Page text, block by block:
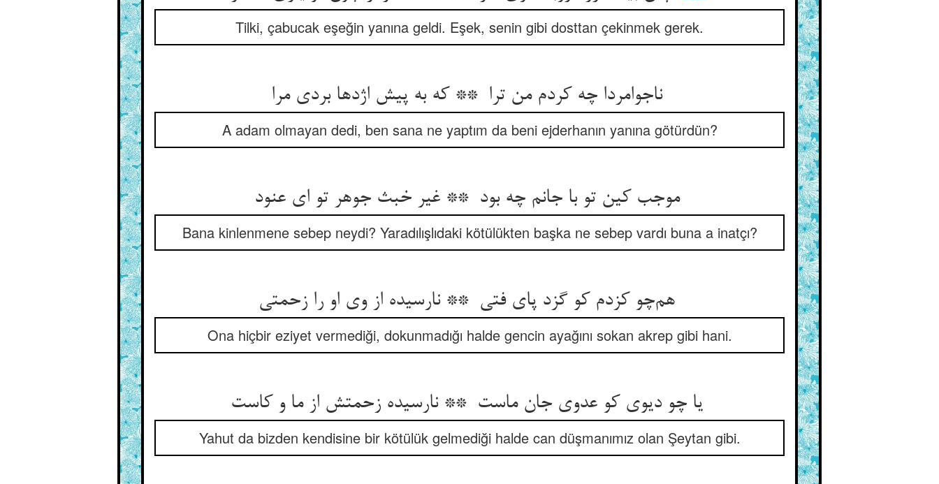
Tilki, çabucak eşeğin yanına geldi. Eşek, senin gibi dosttan çekinmek gerek.
ناجوامردا چه کردم من ترا ** که به پیش اژدها بردی مرا
A adam olmayan dedi, ben sana ne yaptım da beni ejderhanın yanına götürdün?
موجب کین تو با جانم چه بود ** غیر خبث جوهر تو ای عنود
Bana kinlenmene sebep neydi? Yaradılışlıdaki kötülükten başka ne sebep vardı buna a inatçı?
Ona hiçbir eziyet vermediği, dokunmadığı halde gencin ayağını sokan akrep gibi hani.
Yahut da bizden kendisine bir kötülük gelmediği halde can düşmanımız olan Şeytan gibi.